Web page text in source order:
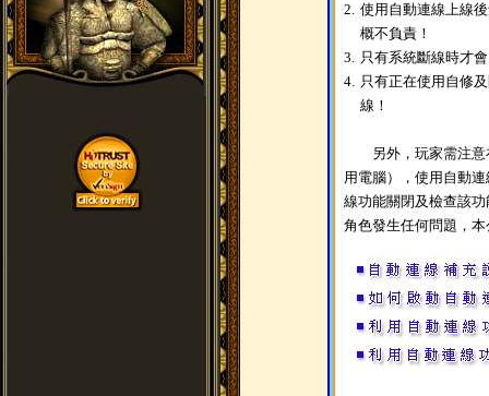
2. 使用自動連線上線
概不負責！
3. 只有系統斷線時才
4. 只有正在使用自修
線！
另外，玩家需注意
用電腦），使用自動
線功能關閉及檢查該
角色發生任何問題，